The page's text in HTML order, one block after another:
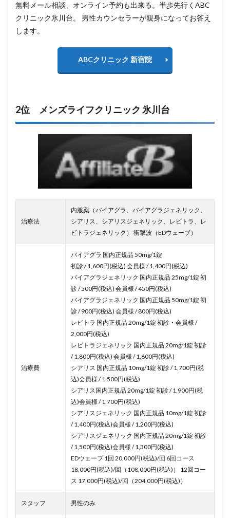
無料メール相談、オンライン予約も出来る。半歩先行くABC
クリニック氷川台。 男性カウンセラーが親身になってお答え
します。
ABCクリニック 新宿院
2位 メンズライフクリニック 氷川台
治療法
内服薬（バイアグラ、バイアグラジェネリック、
シアリス、シアリスジェネリック、レビトラ、レ
ビトラジェネリック） 衝撃波（EDウェーブ）
治療費
バイアグラ 国内正規品 50mg/1錠
初診 / 1,600円(税込) 会員様 / 1,400円(税込)
バイアグラジェネリック 国内正規品 25mg/1錠 初
診 / 500円(税込) 会員様 / 450円(税込)
バイアグラジェネリック 国内正規品 50mg/1錠 初
診 / 900円(税込) 会員様 / 800円(税込)
レビトラ 国内正規品 20mg/1錠 初診・会員様 /
2,000円(税込)
レビトラジェネリック 国内正規品 20mg/1錠 初診
/ 1,800円(税込) 会員様 / 1,600円(税込)
シアリス 国内正規品 10mg/1錠 初診 / 1,700円(税
込)会員様 / 1,500円(税込)
シアリス国内正規品 20mg/1錠 初診 / 1,900円(税
込)会員様 / 1,700円(税込)
シアリスジェネリック 国内正規品 10mg/1錠 初診
/ 1,400円(税込)会員様 / 1,200円(税込)
シアリスジェネリック 国内正規品 20mg/1錠 初診
/ 1,500円(税込)会員様 / 1,300円(税込)
EDウェーブ 1回 20,000円(税込)/回 6回コース
18,000円(税込)/回（108,000円(税込)） 12回コー
ス 17,000円(税込)/回（204,000円(税込)）
スタッフ 男性のみ